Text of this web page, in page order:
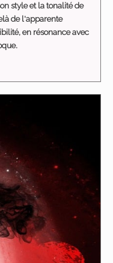
style et la tonalité de
de l'apparente
en résonance avec